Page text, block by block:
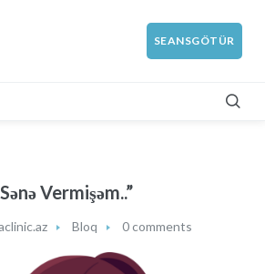
SEANSGÖTÜR
Vermişəm..”
Bloq 0 comments